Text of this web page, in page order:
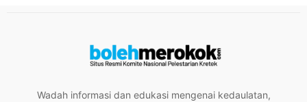
Wadah informasi dan edukasi mengenai kedaulatan,